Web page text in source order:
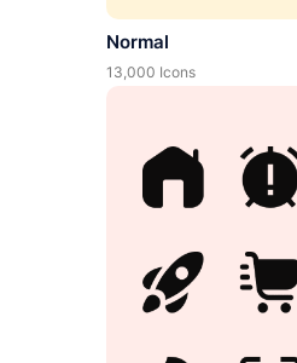
Normal
13,000 Icons